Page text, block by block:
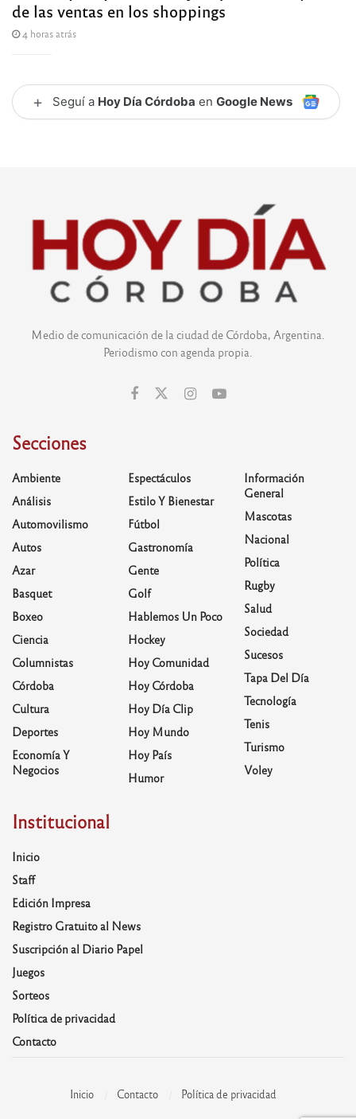
de las ventas en los shoppings
4 horas atrás
+ Seguí a Hoy Día Córdoba en Google News
Medio de comunicación de la ciudad de Córdoba, Argentina.
Periodismo con agenda propia.
Secciones
Ambiente
Análisis
Automovilismo
Autos
Azar
Basquet
Boxeo
Ciencia
Columnistas
Córdoba
Cultura
Deportes
Economía Y
Negocios
Espectáculos
Estilo Y Bienestar
Fútbol
Gastronomía
Gente
Golf
Hablemos Un Poco
Hockey
Hoy Comunidad
Hoy Córdoba
Hoy Día Clip
Hoy Mundo
Hoy País
Humor
Información
General
Mascotas
Nacional
Política
Rugby
Salud
Sociedad
Sucesos
Tapa Del Día
Tecnología
Tenis
Turismo
Voley
Institucional
Inicio
Staff
Edición Impresa
Registro Gratuito al News
Suscripción al Diario Papel
Juegos
Sorteos
Política de privacidad
Contacto
Inicio Contacto Política de privacidad